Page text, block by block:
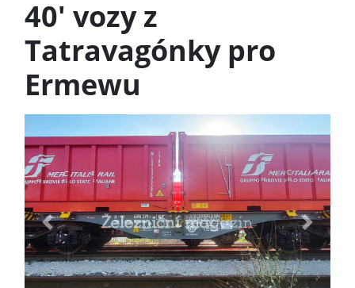
40' vozy z
Tatravagónky pro
Ermewu
Previous Next